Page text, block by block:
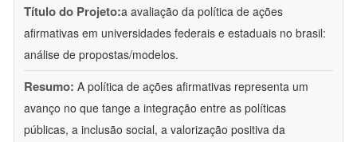
Título do Projeto:a avaliação da política de ações
afirmativas em universidades federais e estaduais no brasil:
análise de propostas/modelos.
Resumo: A política de ações afirmativas representa um
avanço no que tange a integração entre as políticas
públicas, a inclusão social, a valorização positiva da